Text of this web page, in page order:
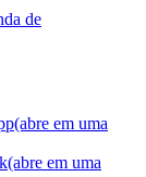
de
em uma
em uma